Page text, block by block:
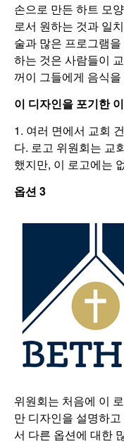
손으로 만든 하트 모
로서 원하는 것과 일
술과 많은 프로그램
하는 것은 사람들이
꺼이 그들에게 음식
이 디자인을 포기한
1. 여러 면에서 교회
다. 로고 위원회는 교
했지만, 이 로고에는
옵션 3
위원회는 처음에 이
만 디자인을 설명하
서 다른 옵션에 대한